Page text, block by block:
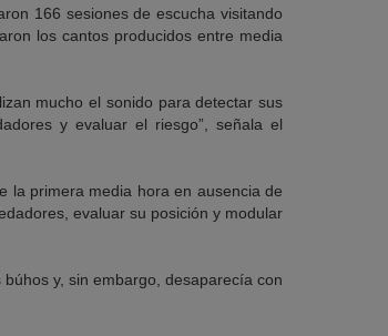
166 sesiones de escucha visitando
los cantos producidos entre media
mucho el sonido para detectar sus
y evaluar el riesgo”, señala el
la primera media hora en ausencia de
evaluar su posición y modular
y, sin embargo, desaparecía con